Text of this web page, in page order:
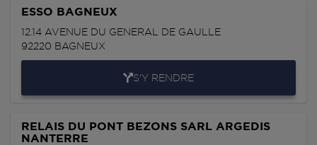
ESSO BAGNEUX
12.14 AVENUE DU GENERAL DE GAULLE
92220 BAGNEUX
S'Y RENDRE
RELAIS DU PONT BEZONS SARL ARGEDIS
NANTERRE